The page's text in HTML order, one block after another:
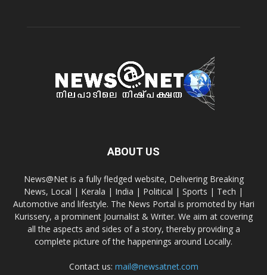
ABOUT US
News@Net is a fully fledged website, Delivering Breaking
News, Local | Kerala | India | Political | Sports | Tech |
Automotive and lifestyle. The News Portal is promoted by Hari
Kurissery, a prominent Journalist & Writer. We aim at covering
all the aspects and sides of a story, thereby providing a
complete picture of the happenings around Locally.
Contact us: mail@newsatnet.com